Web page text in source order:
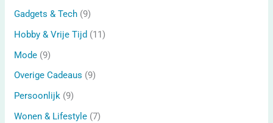
Gadgets & Tech (9)
Hobby & Vrije Tijd (11)
Mode (9)
Overige Cadeaus (9)
Persoonlijk (9)
Wonen & Lifestyle (7)